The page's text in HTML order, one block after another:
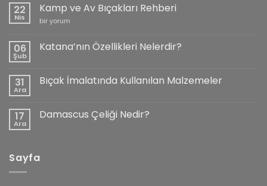
22
Nis
Kamp ve Av Bıçakları Rehberi
Kamp
Bıçakları
Rehberi
bir yorum
06
Şub
Katana’nın Özellikleri Nelerdir?
Katana’nın
Özellikleri
Nelerdir?
31
Ara
Bıçak İmalatında Kullanılan Malzemeler
İmalatında
17
Ara
Damascus Çeliği Nedir?
Nedir?
Sayfa